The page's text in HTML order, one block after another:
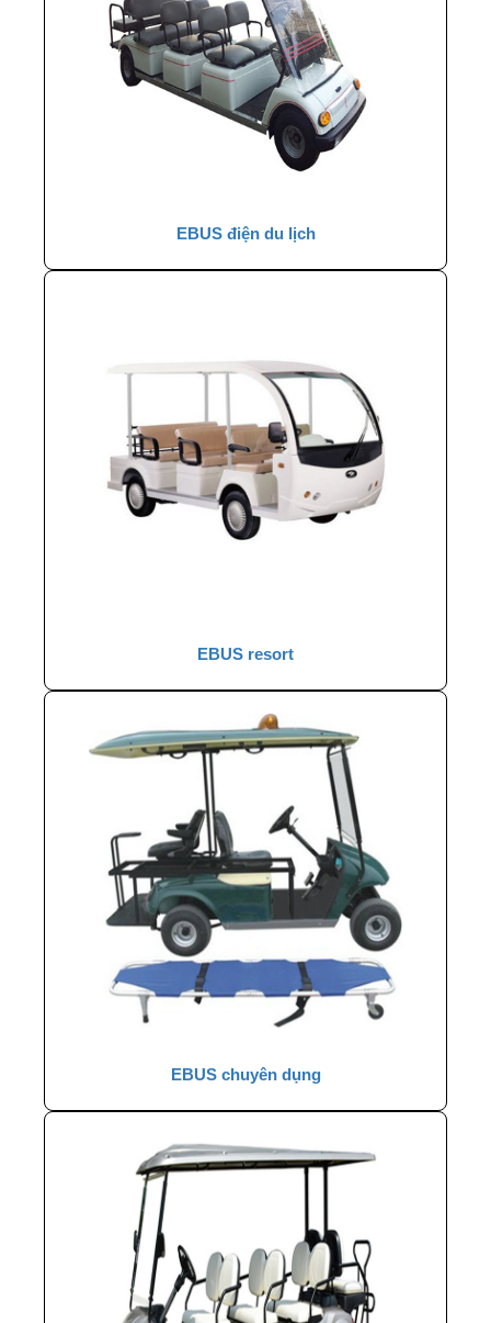
EBUS điện du lịch
EBUS resort
EBUS chuyên dụng